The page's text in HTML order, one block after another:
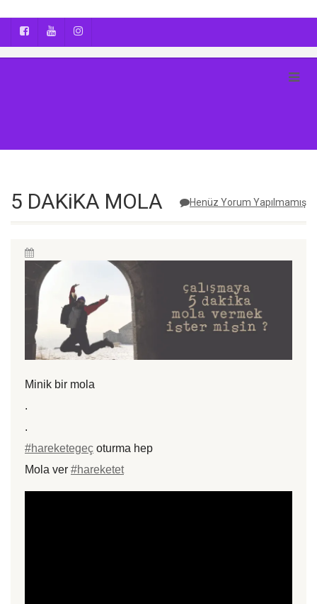
Henüz Yorum Yapılmamış
5 DAKiKA MOLA
Minik bir mola
.
.
#hareketegeç oturma hep
Mola ver #hareketet